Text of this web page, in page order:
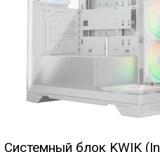
Системный блок KWIK